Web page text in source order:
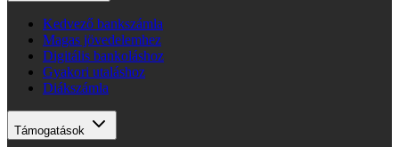
Kedvező bankszámla
Magas jövedelemhez
Digitális bankoláshoz
Gyakori utaláshoz
Diákszámla
Támogatások